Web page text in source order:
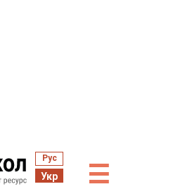
Рус
Укр ☰